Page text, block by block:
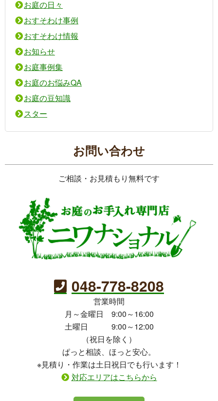
お庭の日々
おすそわけ事例
おすそわけ情報
お知らせ
お庭事例集
お庭のお悩みQA
お庭の豆知識
スター
お問い合わせ
ご相談・お見積もり無料です
048-778-8208
営業時間
月～金曜日 9:00～16:00
土曜日 9:00～12:00
（祝日を除く）
ぱっと相談、ほっと安心。
※見積り・作業は土日祝日でも行います！
対応エリアはこちらから